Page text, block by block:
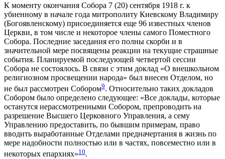
К моменту окончания Собора 7 (20) сентября 1918 г. к
убиенному в начале года митрополиту Киевскому Владимиру
(Богоявленскому) присоединяется еще 96 известных членов
Церкви, в том числе и некоторое члены самого Поместного
Собора. Последние заседания его полны скорби и в
значительной мере посвящены реакции на текущие страшные
события. Планируемой последующей четвертой сессии
Собора не состоялось. В связи с этим доклад «О внешкольном
религиозном просвещении народа» был внесен Отделом, но
не был рассмотрен Собором9. Относительно таких докладов
Собором было определено следующее: «Все доклады, которые
останутся нерассмотренными Собором, препроводить на
разрешение Высшего Церковного Управления, а сему
Управлению предоставить, по бывшим примерам, право
вводить выработанные Отделами предначертания в жизнь по
мере надобности полностью или в частях, повсеместно или в
некоторых епархиях»10.